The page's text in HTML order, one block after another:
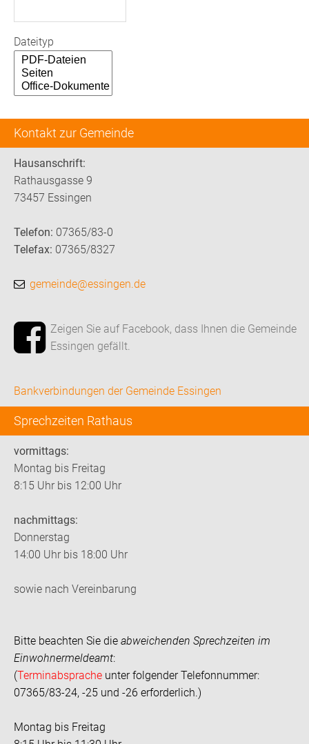
Kontakt zur Gemeinde
Hausanschrift:
Rathausgasse 9
73457 Essingen
Telefon: 07365/83-0
Telefax: 07365/8327
gemeinde@essingen.de
Zeigen Sie auf Facebook, dass Ihnen die Gemeinde
Essingen gefällt.
Bankverbindungen der Gemeinde Essingen
Sprechzeiten Rathaus
vormittags:
Montag bis Freitag
8:15 Uhr bis 12:00 Uhr
nachmittags:
Donnerstag
14:00 Uhr bis 18:00 Uhr
sowie nach Vereinbarung
Bitte beachten Sie die abweichenden Sprechzeiten im
Einwohnermeldeamt:
(Terminabsprache unter folgender Telefonnummer:
07365/83-24, -25 und -26 erforderlich.)
Montag bis Freitag
Dateityp